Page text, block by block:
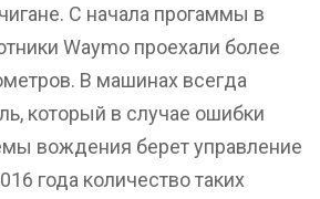
С начала прогаммы в
Waymo проехали более
В машинах всегда
который в случае ошибки
вождения берет управление
года количество таких